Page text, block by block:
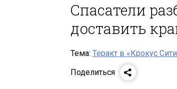
Спасатели
доставить
Тема: Теракт в «Крокус
Поделиться